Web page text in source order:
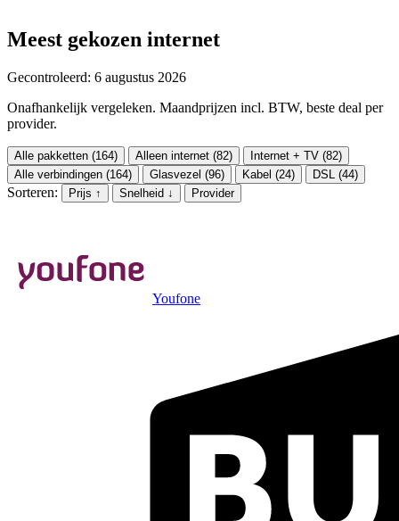
Meest gekozen internet
Gecontroleerd: 6 augustus 2026
Onafhankelijk vergeleken. Maandprijzen incl. BTW, beste deal per
provider.
Alle pakketten (164) Alleen internet (82)
Internet + TV (82)
Alle verbindingen (164)
Glasvezel (96) Kabel (24) DSL (44)
Sorteren: Prijs ↑ Snelheid ↓ Provider
Youfone